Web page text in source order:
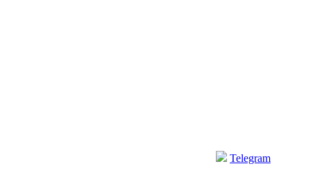
Telegram